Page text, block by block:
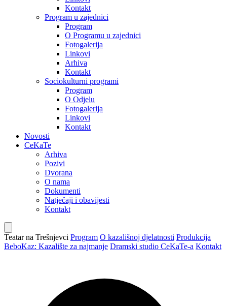
Kontakt
Program u zajednici
Program
O Programu u zajednici
Fotogalerija
Linkovi
Arhiva
Kontakt
Sociokulturni programi
Program
O Odjelu
Fotogalerija
Linkovi
Kontakt
Novosti
CeKaTe
Arhiva
Pozivi
Dvorana
O nama
Dokumenti
Natječaji i obavijesti
Kontakt
Teatar na Trešnjevci Program O kazališnoj djelatnosti Produkcija
BeboKaz: Kazalište za najmanje Dramski studio CeKaTe-a Kontakt